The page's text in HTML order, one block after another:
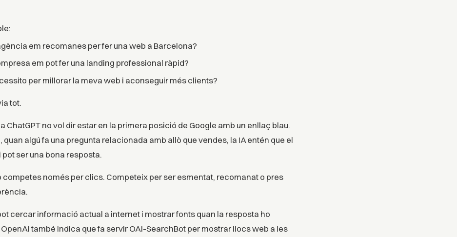
em recomanes per fer una web a Barcelona?
em pot fer una landing professional ràpid?
per millorar la meva web i aconseguir més clients?
tot.
ChatGPT no vol dir estar en la primera posició de Google amb un enllaç blau.
quan algú fa una pregunta relacionada amb allò que vendes, la IA entén que el
ser una bona resposta.
competes només per clics. Competeix per ser esmentat, recomanat o pres
cercar informació actual a internet i mostrar fonts quan la resposta ho
també indica que fa servir OAI-SearchBot per mostrar llocs web a les